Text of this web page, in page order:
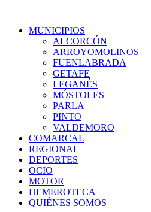
MUNICIPIOS
ALCORCÓN
ARROYOMOLINOS
FUENLABRADA
GETAFE
LEGANÉS
MÓSTOLES
PARLA
PINTO
VALDEMORO
COMARCAL
REGIONAL
DEPORTES
OCIO
MOTOR
HEMEROTECA
QUIÉNES SOMOS